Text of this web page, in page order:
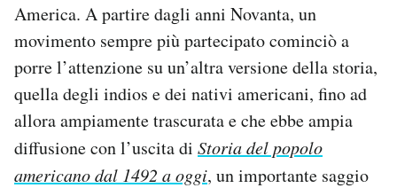
America. A partire dagli anni Novanta, un
movimento sempre più partecipato cominciò a
porre l’attenzione su un’altra versione della storia,
quella degli indios e dei nativi americani, fino ad
allora ampiamente trascurata e che ebbe ampia
diffusione con l’uscita di Storia del popolo
americano dal 1492 a oggi, un importante saggio